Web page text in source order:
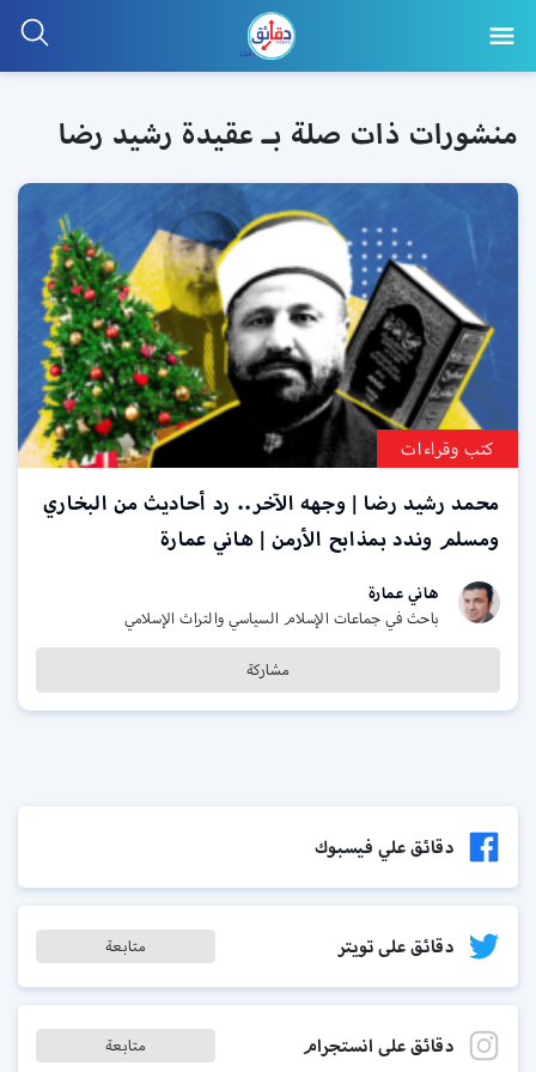
منشورات ذات صلة بـ عقيدة رشيد رضا
كتب وقراءات
محمد رشيد رضا | وجهه الآخر.. رد أحاديث من البخاري
ومسلم وندد بمذابح الأرمن | هاني عمارة
هاني عمارة
باحث في جماعات الإسلام السياسي والتراث الإسلامي
مشاركة
دقائق علي فيسبوك
دقائق على تويتر متابعة
دقائق على انستجرام متابعة